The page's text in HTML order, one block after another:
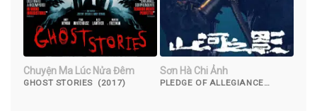
Chuyện Ma Lúc Nửa Đêm
GHOST STORIES (2017)
Sơn Hà Chi Ảnh
PLEDGE OF ALLEGIANCE